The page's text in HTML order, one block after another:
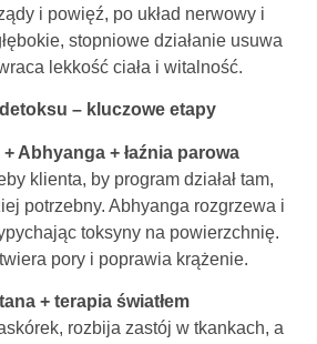
i powięź, po układ nerwowy i
stopniowe działanie usuwa
lekkość ciała i witalność.
– kluczowe etapy
Abhyanga + łaźnia parowa
klienta, by program działał tam,
potrzebny. Abhyanga rozgrzewa i
toksyny na powierzchnię.
pory i poprawia krążenie.
+ terapia światłem
rozbija zastój w tkankach, a